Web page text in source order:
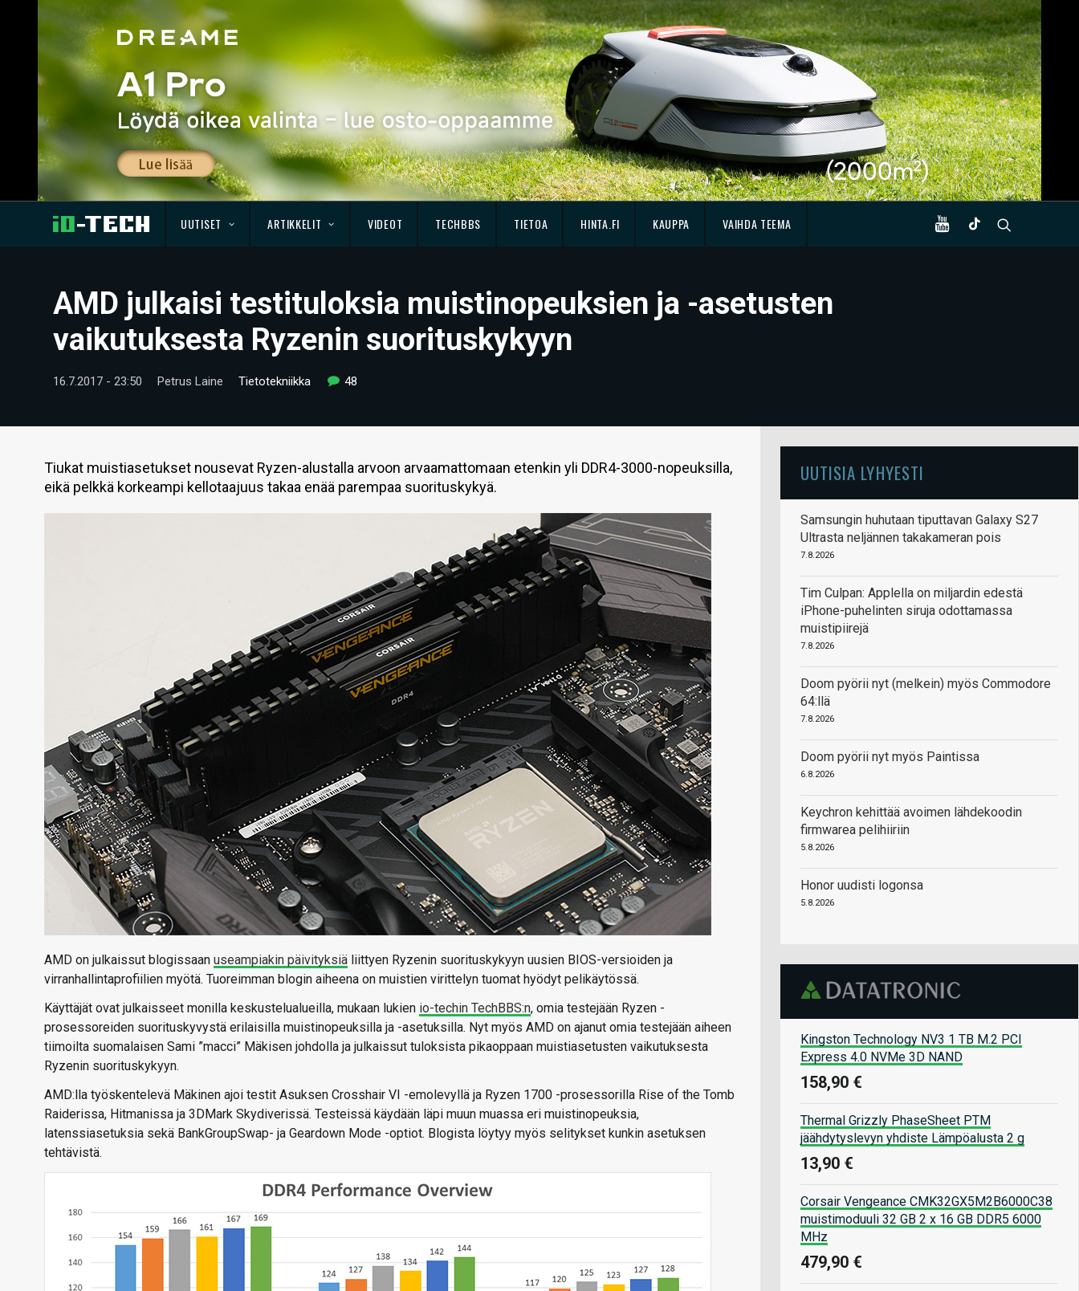
UUTISET ARTIKKELIT VIDEOT TECHBBS TIETOA HINTA.FI KAUPPA VAIHDA TEEMA
AMD julkaisi testituloksia muistinopeuksien ja -asetusten
vaikutuksesta Ryzenin suorituskykyyn
16.7.2017 - 23:50 Petrus Laine Tietotekniikka 48
Tiukat muistiasetukset nousevat Ryzen-alustalla arvoon arvaamattomaan etenkin yli DDR4-3000-nopeuksilla,
eikä pelkkä korkeampi kellotaajuus takaa enää parempaa suorituskykyä.
AMD on julkaissut blogissaan useampiakin päivityksiä liittyen Ryzenin suorituskykyyn uusien BIOS-versioiden ja
virranhallintaprofiilien myötä. Tuoreimman blogin aiheena on muistien virittelyn tuomat hyödyt pelikäytössä.
Käyttäjät ovat julkaisseet monilla keskustelualueilla, mukaan lukien io-techin TechBBS:n, omia testejään Ryzen -
prosessoreiden suorituskyvystä erilaisilla muistinopeuksilla ja -asetuksilla. Nyt myös AMD on ajanut omia testejään aiheen
tiimoilta suomalaisen Sami ”macci” Mäkisen johdolla ja julkaissut tuloksista pikaoppaan muistiasetusten vaikutuksesta
Ryzenin suorituskykyyn.
AMD:lla työskentelevä Mäkinen ajoi testit Asuksen Crosshair VI -emolevyllä ja Ryzen 1700 -prosessorilla Rise of the Tomb
Raiderissa, Hitmanissa ja 3DMark Skydiverissä. Testeissä käydään läpi muun muassa eri muistinopeuksia,
latenssiasetuksia sekä BankGroupSwap- ja Geardown Mode -optiot. Blogista löytyy myös selitykset kunkin asetuksen
tehtävistä.
UUTISIA LYHYESTI
Samsungin huhutaan tiputtavan Galaxy S27
Ultrasta neljännen takakameran pois
7.8.2026
Tim Culpan: Applella on miljardin edestä
iPhone-puhelinten siruja odottamassa
muistipiirejä
7.8.2026
Doom pyörii nyt (melkein) myös Commodore
64:llä
7.8.2026
Doom pyörii nyt myös Paintissa
6.8.2026
Keychron kehittää avoimen lähdekoodin
firmwarea pelihiiriin
5.8.2026
Honor uudisti logonsa
5.8.2026
Kingston Technology NV3 1 TB M.2 PCI
Express 4.0 NVMe 3D NAND
158,90 €
Thermal Grizzly PhaseSheet PTM
jäähdytyslevyn yhdiste Lämpöalusta 2 g
13,90 €
Corsair Vengeance CMK32GX5M2B6000C38
muistimoduuli 32 GB 2 x 16 GB DDR5 6000
MHz
479,90 €